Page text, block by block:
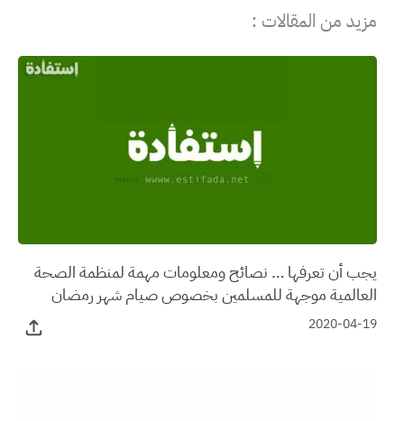
مزيد من المقالات :
يجب أن تعرفها … نصائح ومعلومات مهمة لمنظمة الصحة
العالمية موجهة للمسلمين بخصوص صيام شهر رمضان
2020-04-19